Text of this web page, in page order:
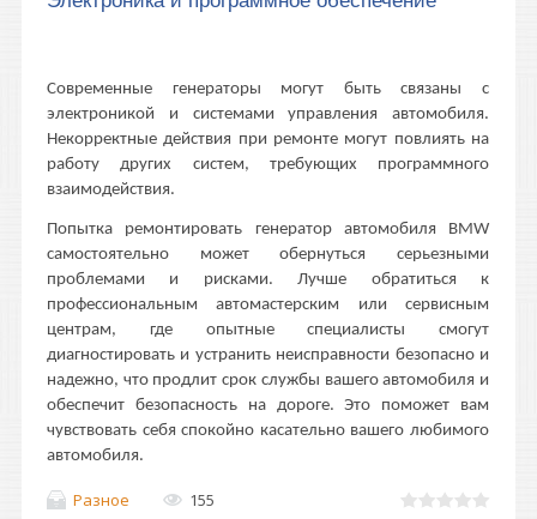
Современные генераторы могут быть связаны с
электроникой и системами управления автомобиля.
Некорректные действия при ремонте могут повлиять на
работу других систем, требующих программного
взаимодействия.
Попытка ремонтировать генератор автомобиля BMW
самостоятельно может обернуться серьезными
проблемами и рисками. Лучше обратиться к
профессиональным автомастерским или сервисным
центрам, где опытные специалисты смогут
диагностировать и устранить неисправности безопасно и
надежно, что продлит срок службы вашего автомобиля и
обеспечит безопасность на дороге. Это поможет вам
чувствовать себя спокойно касательно вашего любимого
автомобиля.
Разное
155